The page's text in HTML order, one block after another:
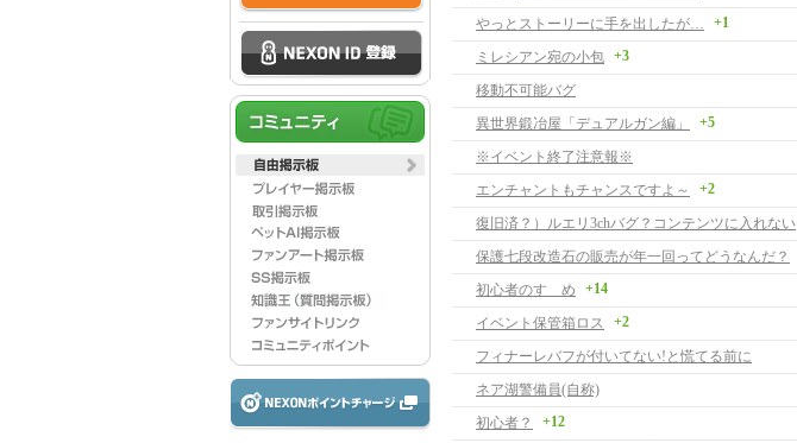
やっとストーリーに手を出したが…
+1
ミレシアン宛の小包 +3
移動不可能バグ
異世界鍛冶屋「デュアルガン編」
+5
※イベント終了注意報※
エンチャントもチャンスですよ～
+2
復旧済？）ルエリ3chバグ？コンテンツに入れない
保護七段改造石の販売が年一回ってどうなんだ？
初心者のすゝめ
+14
イベント保管箱ロス
+2
フィナーレバフが付いてない!と慌てる前に
ネア湖警備員(自称)
初心者？
+12